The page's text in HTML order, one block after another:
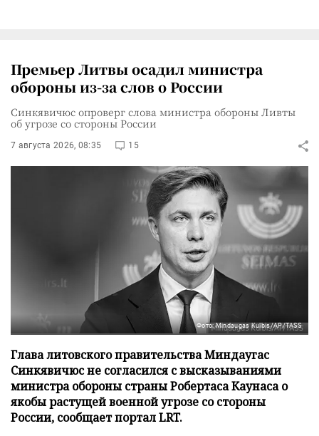
Премьер Литвы осадил министра
обороны из-за слов о России
Синкявичюс опроверг слова министра обороны Ливты
об угрозе со стороны России
7 августа 2026, 08:35 15
Фото: Mindaugas Kulbis/AP/TASS
Глава литовского правительства Миндаугас
Синкявичюс не согласился с высказываниями
министра обороны страны Робертаса Каунаса о
якобы растущей военной угрозе со стороны
России, сообщает портал LRT.